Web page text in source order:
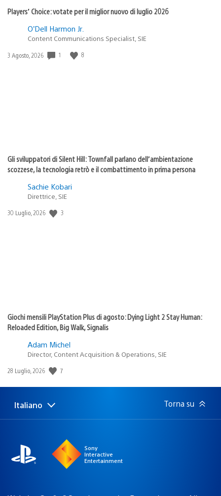
Players’ Choice: votate per il miglior nuovo di luglio 2026
O’Dell Harmon Jr.
Content Communications Specialist, SIE
Data
3 Agosto, 2026 1 8
Gli sviluppatori di Silent Hill: Townfall parlano dell’ambientazione
scozzese, la tecnologia retrò e il combattimento in prima persona
Sachie Kobari
Direttrice, SIE
Data
30 Luglio, 2026 3
Giochi mensili PlayStation Plus di agosto: Dying Light 2 Stay Human:
Reloaded Edition, Big Walk, Signalis
Adam Michel
Director, Content Acquisition & Operations, SIE
Data
pubblicazione:
28 Luglio, 2026 7
Seleziona
una
Regione
attuale:
Italiano Torna su
Sony
Interactive
Entertainment